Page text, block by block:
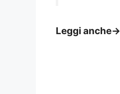
Leggi anche->